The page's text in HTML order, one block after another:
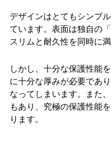
デザインはとてもシンプ
ています。表面は独自の
スリムと耐久性を同時に満
しかし、十分な保護性能
に十分な厚みが必要であり
なってしまいます。また
もあり、究極の保護性能
ります。